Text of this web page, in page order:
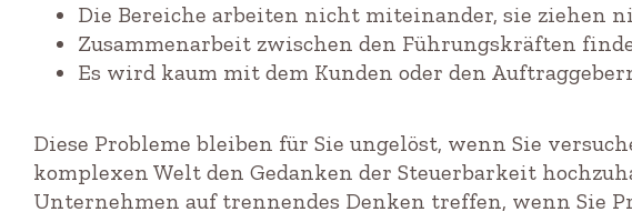
Die Bereiche arbeiten nicht miteinander, sie ziehen
Zusammenarbeit zwischen den Führungskräften
Es wird kaum mit dem Kunden oder den
Diese Probleme bleiben für Sie ungelöst, wenn Sie
komplexen Welt den Gedanken der Steuerbarkeit
Unternehmen auf trennendes Denken treffen, wenn Sie